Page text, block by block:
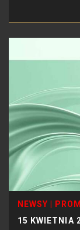
NEWSY |
15 KWIETNIA